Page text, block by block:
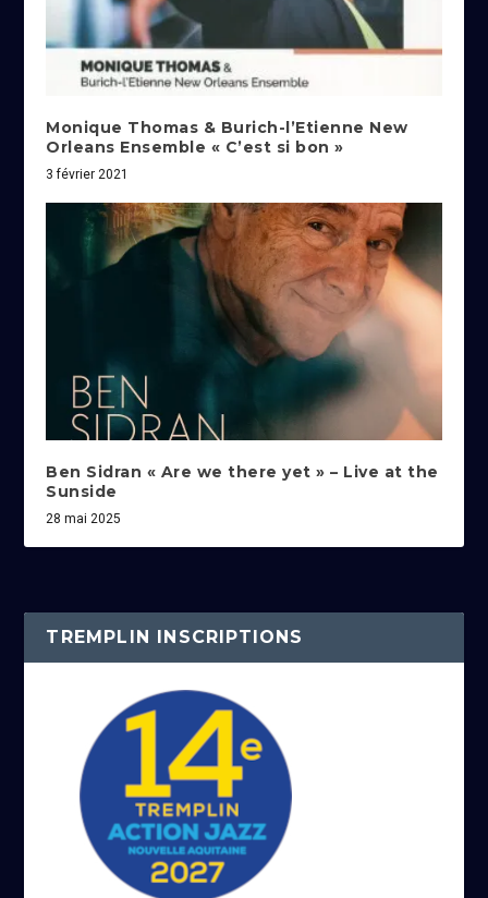
Monique Thomas & Burich-l’Etienne New
Orleans Ensemble « C’est si bon »
3 février 2021
Ben Sidran « Are we there yet » – Live at the
Sunside
28 mai 2025
TREMPLIN INSCRIPTIONS